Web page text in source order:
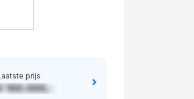
prijs
100.000,-